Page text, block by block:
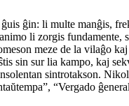
ĝin: li multe manĝis,
li zorgis fundamente,
meze de la vilaĝo
sin sur lia kampo, kaj
sintrotakson.
“Vergado